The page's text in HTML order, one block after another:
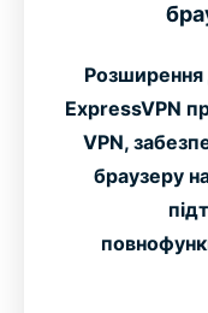
Розширення
ExpressVPN
VPN,
браузеру